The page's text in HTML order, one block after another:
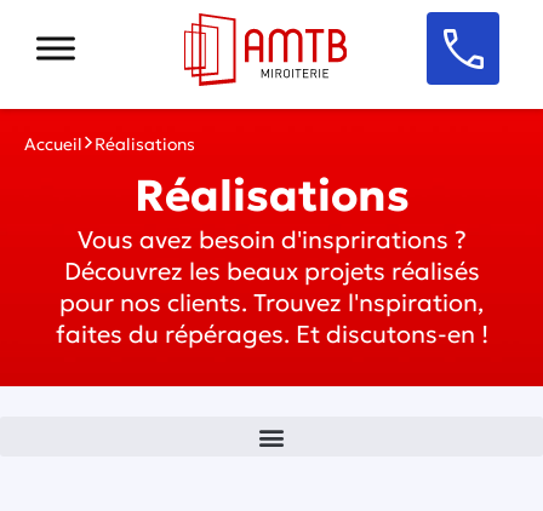
Accueil Réalisations
Réalisations
Vous avez besoin d'insprirations ?
Découvrez les beaux projets réalisés
pour nos clients. Trouvez l'nspiration,
faites du répérages. Et discutons-en !